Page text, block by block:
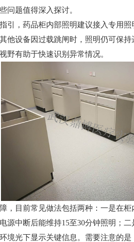
问题值得深入探讨。
，药品柜内部照明建议接入专用照
他设备因过载跳闸时，照明仍可保
野有助于快速识别异常情况。
目前常见做法包括两种：一是在柜
源中断后能维持15至30分钟照明；
境光下显示关键信息。需要注意的